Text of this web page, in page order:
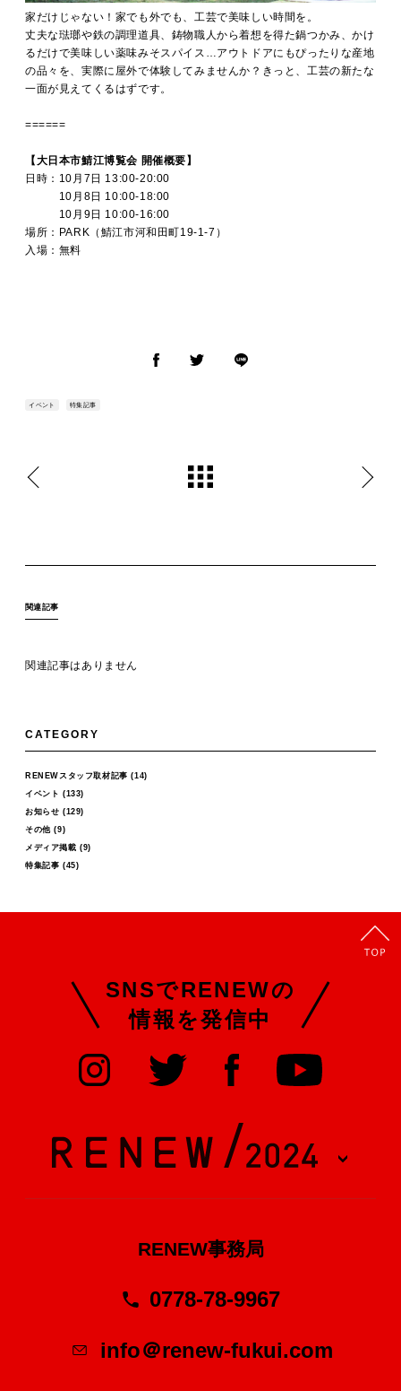
家だけじゃない！家でも外でも、工芸で美味しい時間を。
丈夫な琺瑯や鉄の調理道具、鋳物職人から着想を得た鍋つかみ、かけ
るだけで美味しい薬味みそスパイス…アウトドアにもぴったりな産地
の品々を、実際に屋外で体験してみませんか？きっと、工芸の新たな
一面が見えてくるはずです。
======
【大日本市鯖江博覧会 開催概要】
日時：10月7日 13:00-20:00
10月8日 10:00-18:00
10月9日 10:00-16:00
場所：PARK（鯖江市河和田町19-1-7）
入場：無料
イベント 特集記事
関連記事
関連記事はありません
CATEGORY
RENEWスタッフ取材記事 (14)
イベント (133)
お知らせ (129)
その他(9)
メディア掲載 (9)
特集記事 (45)
SNSでRENEWの
情報を発信中
RENEW事務局
0778-78-9967
info＠renew-fukui.com